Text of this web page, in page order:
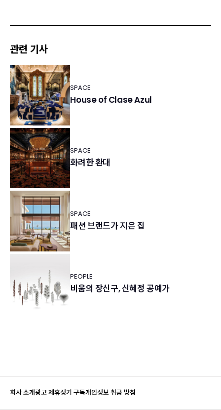
관련 기사
SPACE
House of Clase Azul
SPACE
화려한 환대
SPACE
패션 브랜드가 지은 집
PEOPLE
비움의 장신구, 신혜정 공예가
회사 소개광고 제휴정기 구독개인정보 취급 방침